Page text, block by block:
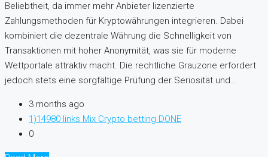
Beliebtheit, da immer mehr Anbieter lizenzierte
Zahlungsmethoden für Kryptowährungen integrieren. Dabei
kombiniert die dezentrale Währung die Schnelligkeit von
Transaktionen mit hoher Anonymität, was sie für moderne
Wettportale attraktiv macht. Die rechtliche Grauzone erfordert
jedoch stets eine sorgfältige Prüfung der Seriosität und...
3 months ago
1)14980 links Mix Crypto betting DONE
0